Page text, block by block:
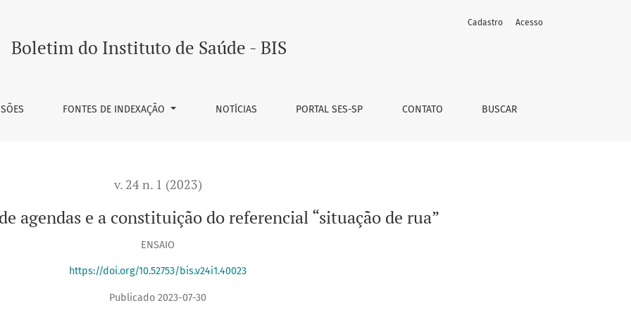
referencial “situação de rua”
Boletim do Instituto de Saúde - BIS
FONTES DE INDEXAÇÃO NOTÍCIAS PORTAL SES-SP CONTATO BUSCAR
Cadastro Acesso
v. 24 n. 1 (2023)
agendas e a constituição do referencial “situação de rua”
ENSAIO
https://doi.org/10.52753/bis.v24i1.40023
Publicado 2023-07-30